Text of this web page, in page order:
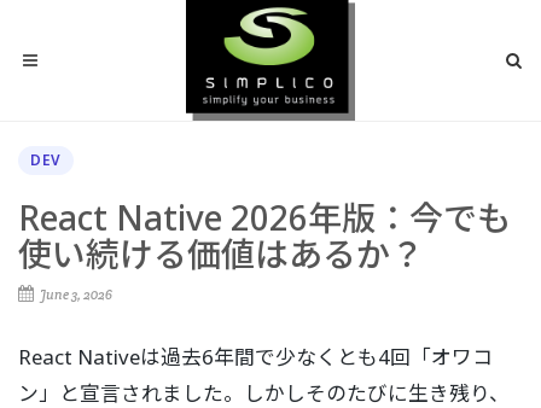
DEV
React Native 2026年版：今でも
使い続ける価値はあるか？
June 3, 2026
React Nativeは過去6年間で少なくとも4回「オワコ
ン」と宣言されました。しかしそのたびに生き残り、